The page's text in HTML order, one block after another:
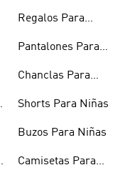
Regalos Para
Pantalones Para
Chanclas Para
Shorts Para Niñas
Buzos Para Niñas
Camisetas Para